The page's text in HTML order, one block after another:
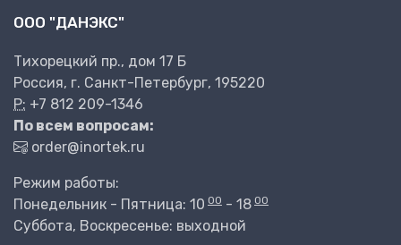
ООО "ДАНЭКС"
Тихорецкий пр., дом 17 Б
Россия, г. Санкт-Петербург, 195220
P: +7 812 209-1346
По всем вопросам:
order@inortek.ru
Режим работы:
Понедельник - Пятница: 10 00 - 18 00
Суббота, Воскресенье: выходной